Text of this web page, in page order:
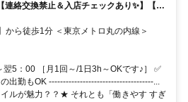
連絡交換禁止＆入店チェックあり✨】【月
ラフで時給2200円は超・破格☆ / 女の子
ェバイトや居酒屋バイトの延長のラフ接
歴書不要】
寺駅】から徒歩1分 ＜東京メトロ丸の内線＞
5：00 ［月1回～/1日3h～OKです♪］ ✅
出勤もOK -------------------------------------...
ルが魅力？？★ それとも「働きやす すぎ